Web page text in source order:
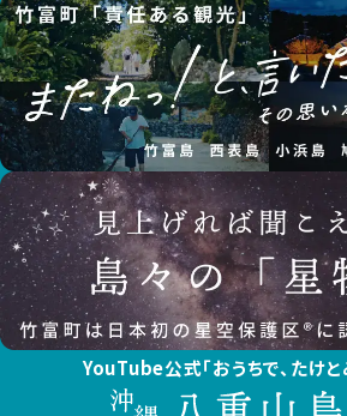
YouTube公式「おうちで、たけと